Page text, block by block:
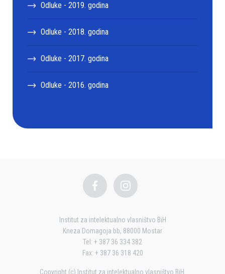
Odluke - 2019. godina
Odluke - 2018. godina
Odluke - 2017. godina
Odluke - 2016. godina
Institut za intelektualno vlasništvo BiH
Kneza Domagoja bb, 88000 Mostar
Tel: + 387 36 334 382
Fax: + 387 36 318 420
Copyright (c) Institut za intelektualno vlasništvo BiH.